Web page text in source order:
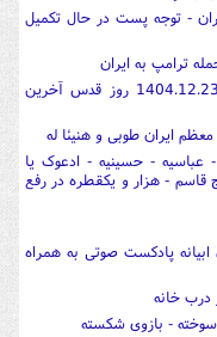
- توجه پست در حال تکمیل
ترامپ به ایران
9. چرا ترامپ به ایران حمله کرده است ؟ 1404.12.23 روز قدس آخرین
ایران طوبی و هنیئا له
- عباسیه - حسینیه - ادعوک یا
قاسم - هزار و یکقطره در رفع
پادکست صوتی به همراه
درب خانه
- بازوی شکسته